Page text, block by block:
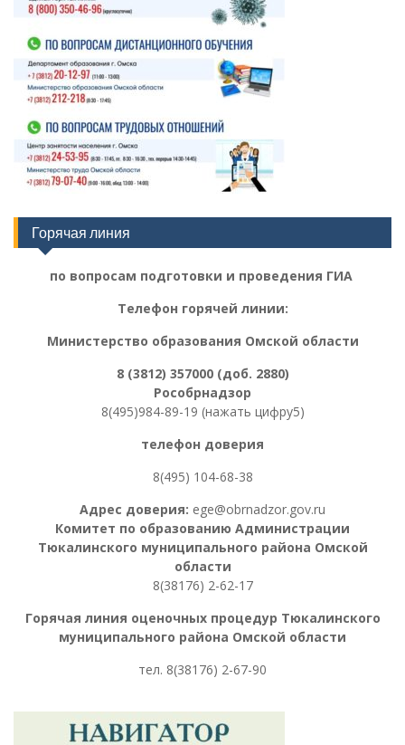
Горячая линия
по вопросам подготовки и проведения ГИА
Телефон горячей линии:
Министерство образования Омской области
8 (3812) 357000 (доб. 2880)
Рособрнадзор
8(495)984-89-19 (нажать цифру5)
телефон доверия
8(495) 104-68-38
Адрес доверия: ege@obrnadzor.gov.ru
Комитет по образованию Администрации
Тюкалинского муниципального района Омской
области
8(38176) 2-62-17
Горячая линия оценочных процедур Тюкалинского
муниципального района Омской области
тел. 8(38176) 2-67-90